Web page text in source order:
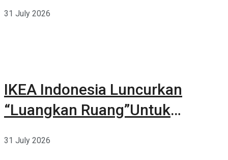
31 July 2026
IKEA Indonesia Luncurkan
“Luangkan Ruang”Untuk
31 July 2026